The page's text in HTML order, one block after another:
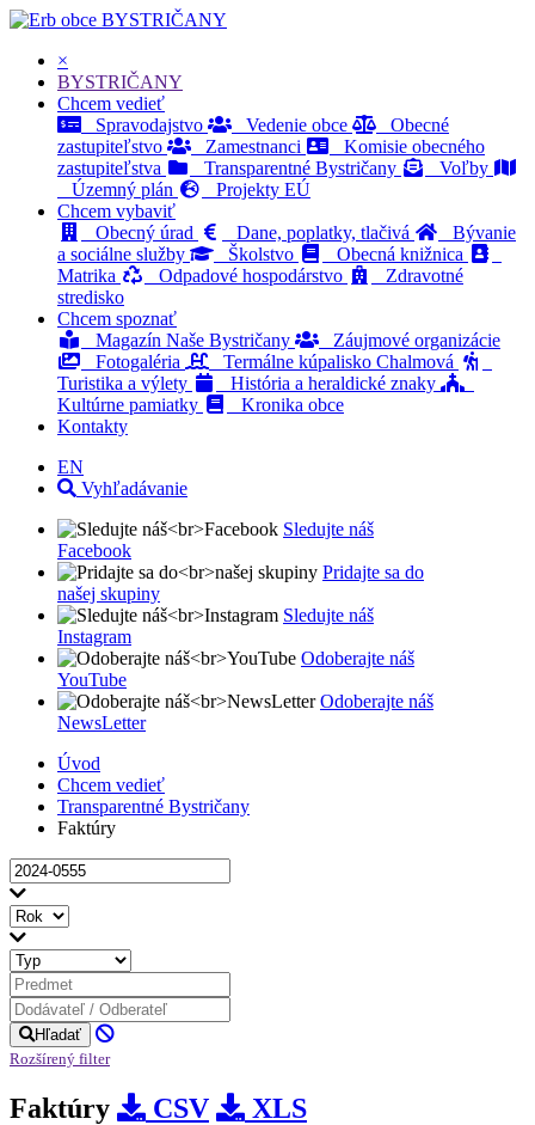
BYSTRIČANY
×
BYSTRIČANY
Chcem vedieť
Spravodajstvo
Vedenie obce
Obecné
zastupiteľstvo
Zamestnanci
Komisie obecného
zastupiteľstva
Transparentné Bystričany
Voľby
Územný plán
Projekty EÚ
Chcem vybaviť
Obecný úrad
Dane, poplatky, tlačivá
Bývanie
a sociálne služby
Školstvo
Obecná knižnica
Matrika
Odpadové hospodárstvo
Zdravotné
stredisko
Chcem spoznať
Magazín Naše Bystričany
Záujmové organizácie
Fotogaléria
Termálne kúpalisko Chalmová
Turistika a výlety
História a heraldické znaky
Kultúrne pamiatky
Kronika obce
Kontakty
EN
Vyhľadávanie
Sledujte náš
Facebook
Pridajte sa do
našej skupiny
Sledujte náš
Instagram
Odoberajte náš
YouTube
Odoberajte náš
NewsLetter
Úvod
Chcem vedieť
Transparentné Bystričany
Faktúry
Hľadať
Rozšírený filter
Faktúry CSV XLS